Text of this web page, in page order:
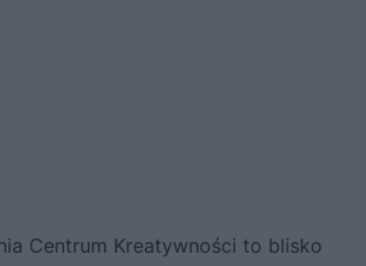
Centrum Kreatywności to blisko